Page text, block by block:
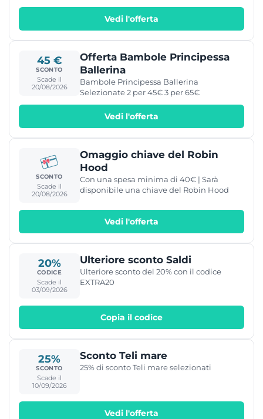
Vedi l'offerta
45 €
SCONTO
Scade il
20/08/2026
Offerta Bambole Principessa
Ballerina
Bambole Principessa Ballerina
Selezionate 2 per 45€ 3 per 65€
Vedi l'offerta
SCONTO
Scade il
20/08/2026
Omaggio chiave del Robin
Hood
Con una spesa minima di 40€ | Sarà
disponibile una chiave del Robin Hood
Vedi l'offerta
20%
CODICE
Scade il
03/09/2026
Ulteriore sconto Saldi
Ulteriore sconto del 20% con il codice
EXTRA20
Copia il codice
25%
SCONTO
Scade il
10/09/2026
Sconto Teli mare
25% di sconto Teli mare selezionati
Vedi l'offerta